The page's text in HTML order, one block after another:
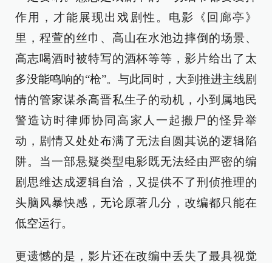
作用，才能展现出戏剧性。电影《回廊亭》
里，程萱的丝巾、高山在水池边摔倒的场景、
高志喝酒时被特写的酒杯等等，影片给出了太
多没能鸣响的“枪”。与此同时，大到推进主线剧
情的管家谋杀高晋私生子的动机，小到属地民
警造访时律师协同高家人一起搬尸的怪异举
动，剧情又处处布满了无法自圆其说的逻辑陷
阱。当一部悬疑类型电影既无法经由严密的编
剧思维达成逻辑自洽，又提供不了刑侦推理的
头脑风暴快感，无论原著几分，改编都只能在
低空运行。
更遗憾的是，影片还在改编中丢失了最具视觉